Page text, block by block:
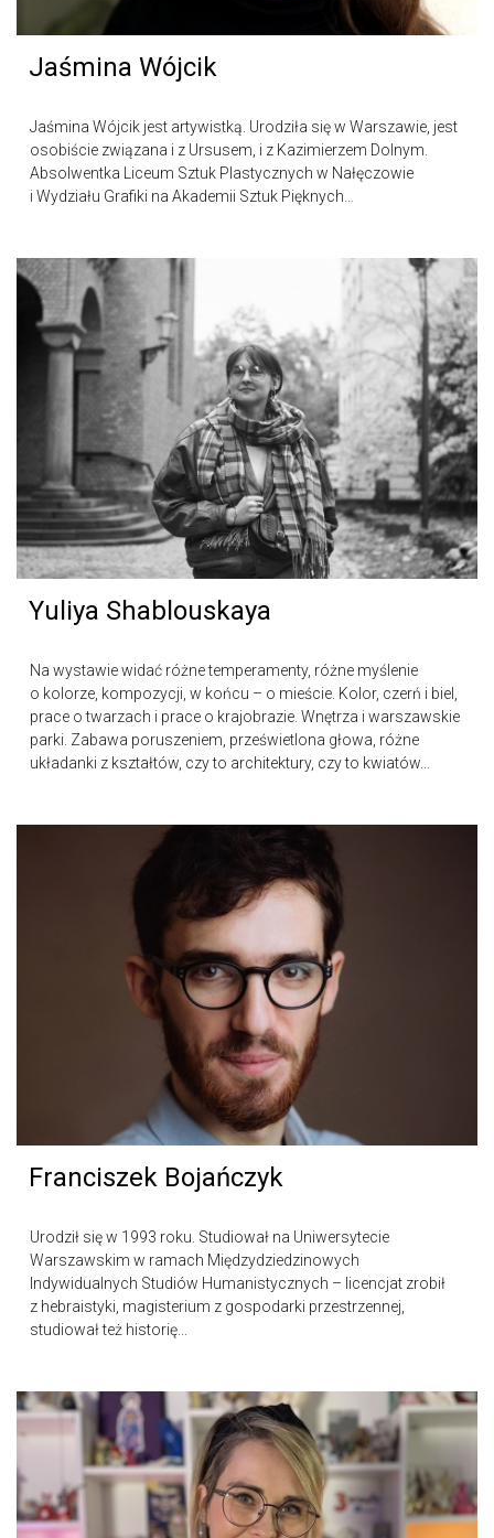
Jaśmina Wójcik
Jaśmina Wójcik jest artywistką. Urodziła się w Warszawie, jest
osobiście związana i z Ursusem, i z Kazimierzem Dolnym.
Absolwentka Liceum Sztuk Plastycznych w Nałęczowie
i Wydziału Grafiki na Akademii Sztuk Pięknych…
Yuliya Shablouskaya
Na wystawie widać różne temperamenty, różne myślenie
o kolorze, kompozycji, w końcu – o mieście. Kolor, czerń i biel,
prace o twarzach i prace o krajobrazie. Wnętrza i warszawskie
parki. Zabawa poruszeniem, prześwietlona głowa, różne
układanki z kształtów, czy to architektury, czy to kwiatów...
Franciszek Bojańczyk
Urodził się w 1993 roku. Studiował na Uniwersytecie
Warszawskim w ramach Międzydziedzinowych
Indywidualnych Studiów Humanistycznych – licencjat zrobił
z hebraistyki, magisterium z gospodarki przestrzennej,
studiował też historię...